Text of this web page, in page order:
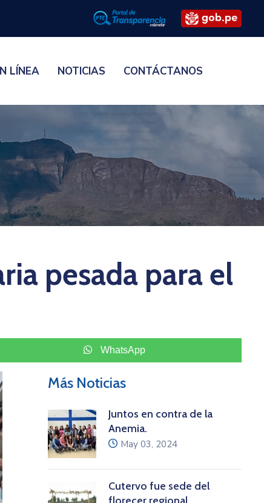
LÍNEA NOTICIAS CONTÁCTANOS
pesada para el
WhatsApp
Más Noticias
Juntos en contra de la
Anemia.
icon
May 03, 2024
Cutervo fue sede del